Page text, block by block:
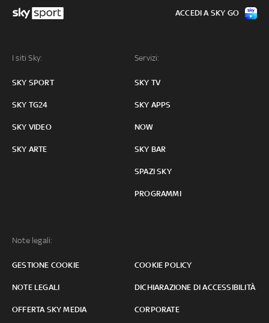
I siti Sky:
SKY SPORT
SKY TG24
SKY VIDEO
SKY ARTE
Servizi:
SKY TV
SKY APPS
NOW
SKY BAR
SPAZI SKY
PROGRAMMI
Note legali:
GESTIONE COOKIE COOKIE POLICY
NOTE LEGALI DICHIARAZIONE DI ACCESSIBILITÀ
OFFERTA SKY MEDIA CORPORATE
ACCEDI A SKY GO